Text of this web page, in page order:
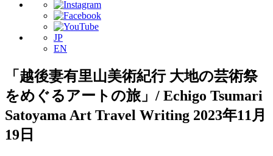
JP
EN
「越後妻有里山美術紀行 大地の芸術祭
をめぐるアートの旅」/ Echigo Tsumari
Satoyama Art Travel Writing 2023年11月
19日